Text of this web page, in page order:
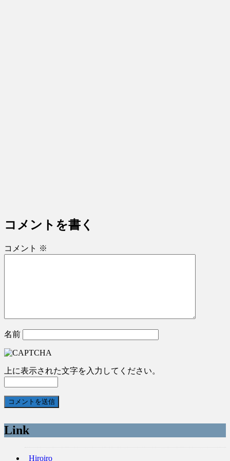
コメントを書く
コメント ※
名前
上に表示された文字を入力してください。
Link
Hiroiro